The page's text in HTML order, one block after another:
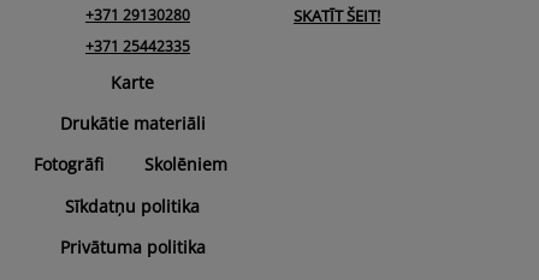
+371 29130280
+371 25442335
SKATĪT ŠEIT!
Karte
Drukātie materiāli
Fotogrāfi
Skolēniem
Sīkdatņu politika
Privātuma politika